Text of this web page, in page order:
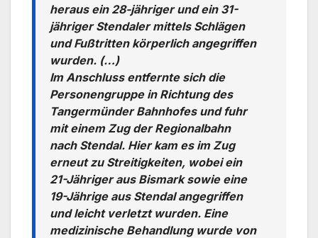
heraus ein 28-jähriger und ein 31-
jähriger Stendaler mittels Schlägen
und Fußtritten körperlich angegriffen
wurden. (…)
Im Anschluss entfernte sich die
Personengruppe in Richtung des
Tangermünder Bahnhofes und fuhr
mit einem Zug der Regionalbahn
nach Stendal. Hier kam es im Zug
erneut zu Streitigkeiten, wobei ein
21-Jähriger aus Bismark sowie eine
19-Jährige aus Stendal angegriffen
und leicht verletzt wurden. Eine
medizinische Behandlung wurde von